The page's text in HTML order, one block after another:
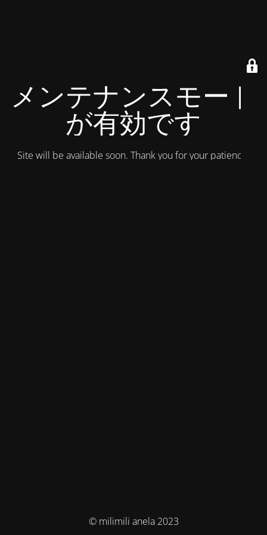
メンテナンスモード
が有効です
Site will be available soon. Thank you for your patience!
© milimili anela 2023